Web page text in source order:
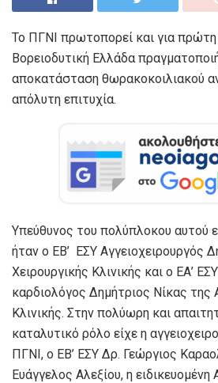
Το ΠΓΝΙ πρωτοπορεί και για
Βορειοδυτική Ελλάδα
αποκατάσταση θωρακοκοιλιακού
απόλυτη επιτυχία.
Υπεύθυνος του πολύπλοκου αυτού
ήταν ο ΕΒ’ ΕΣΥ Αγγειοχειρουργός
Χειρουργικής Κλινικής και ο ΕΑ’
καρδιολόγος Δημήτριος Νίκας της
Κλινικής. Στην πολύωρη και
καταλυτικό ρόλο είχε η
ΠΓΝΙ, ο ΕΒ’ ΕΣΥ Δρ. Γεώργιος
Ευάγγελος Αλεξίου, η ειδικευομένη